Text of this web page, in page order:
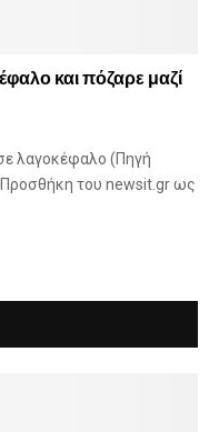
και πόζαρε μαζί
λαγοκέφαλο (Πηγή
του newsit.gr ως